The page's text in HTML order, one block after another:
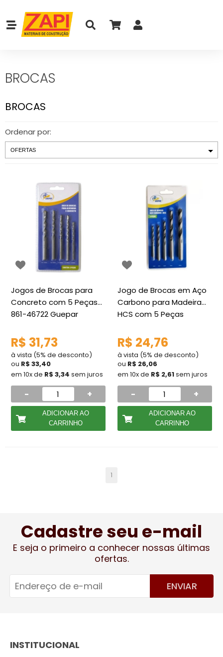
BROCAS
BROCAS
Ordenar por:
Jogos de Brocas para
Concreto com 5 Peças
861-46722 Guepar
R$ 31,73
à vista (5% de desconto)
ou R$ 33,40
em 10x de R$ 3,34 sem juros
- +
ADICIONAR AO
CARRINHO
Jogo de Brocas em Aço
Carbono para Madeira
HCS com 5 Peças
R$ 24,76
à vista (5% de desconto)
ou R$ 26,06
em 10x de R$ 2,61sem juros
- +
ADICIONAR AO
CARRINHO
1
Cadastre seu e-mail
E seja o primeiro a conhecer nossas últimas
ofertas.
ENVIAR
INSTITUCIONAL